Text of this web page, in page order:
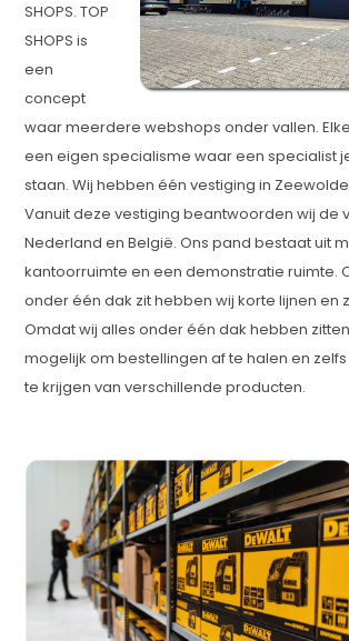
SHOPS. TOP
SHOPS is
een
concept
waar meerdere webshops onder vallen.
een eigen specialisme waar een specialist
staan. Wij hebben één vestiging in
Vanuit deze vestiging beantwoorden wij de
Nederland en België. Ons pand bestaat uit
kantoorruimte en een demonstratie ruimte.
onder één dak zit hebben wij korte lijnen en
Omdat wij alles onder één dak hebben
mogelijk om bestellingen af te halen en
te krijgen van verschillende producten.